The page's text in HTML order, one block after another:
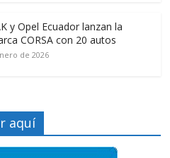
y Opel Ecuador lanzan la
CORSA con 20 autos
de 2026
aquí